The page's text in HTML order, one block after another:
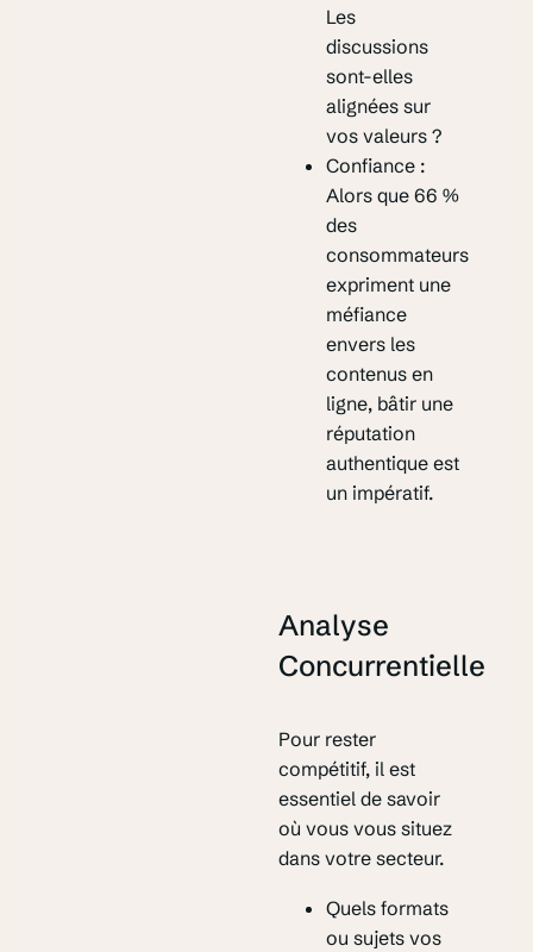
Les
discussions
sont-elles
alignées sur
vos valeurs ?
Confiance :
Alors que 66 %
des
consommateurs
expriment une
méfiance
envers les
contenus en
ligne, bâtir une
réputation
authentique est
un impératif.
Analyse
Concurrentielle
Pour rester
compétitif, il est
essentiel de savoir
où vous vous situez
dans votre secteur.
Quels formats
ou sujets vos